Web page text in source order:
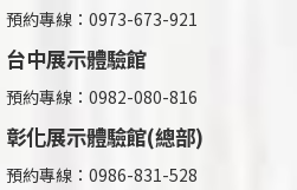
預約專線：0973-673-921
台中展示體驗館
預約專線：0982-080-816
彰化展示體驗館(總部)
預約專線： 0986-831-528